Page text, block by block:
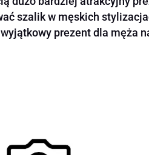
szalik w męskich
prezent dla męża